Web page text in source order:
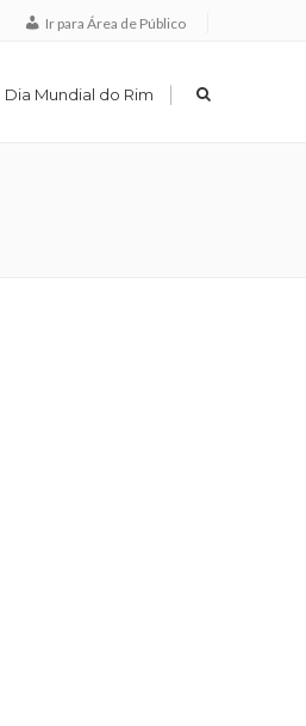
Ir para Área de Público
Dia Mundial do Rim |